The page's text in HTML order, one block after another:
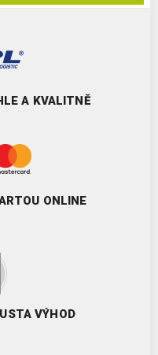
A KVALITNĚ
ONLINE
VÝHOD